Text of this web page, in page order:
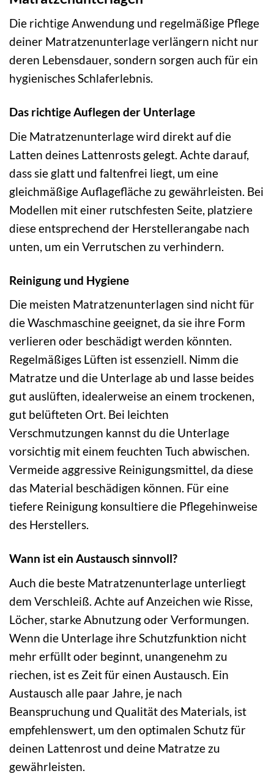
Die richtige Anwendung und regelmäßige Pflege
deiner Matratzenunterlage verlängern nicht nur
deren Lebensdauer, sondern sorgen auch für ein
hygienisches Schlaferlebnis.
Das richtige Auflegen der Unterlage
Die Matratzenunterlage wird direkt auf die
Latten deines Lattenrosts gelegt. Achte darauf,
dass sie glatt und faltenfrei liegt, um eine
gleichmäßige Auflagefläche zu gewährleisten. Bei
Modellen mit einer rutschfesten Seite, platziere
diese entsprechend der Herstellerangabe nach
unten, um ein Verrutschen zu verhindern.
Reinigung und Hygiene
Die meisten Matratzenunterlagen sind nicht für
die Waschmaschine geeignet, da sie ihre Form
verlieren oder beschädigt werden könnten.
Regelmäßiges Lüften ist essenziell. Nimm die
Matratze und die Unterlage ab und lasse beides
gut auslüften, idealerweise an einem trockenen,
gut belüfteten Ort. Bei leichten
Verschmutzungen kannst du die Unterlage
vorsichtig mit einem feuchten Tuch abwischen.
Vermeide aggressive Reinigungsmittel, da diese
das Material beschädigen können. Für eine
tiefere Reinigung konsultiere die Pflegehinweise
des Herstellers.
Wann ist ein Austausch sinnvoll?
Auch die beste Matratzenunterlage unterliegt
dem Verschleiß. Achte auf Anzeichen wie Risse,
Löcher, starke Abnutzung oder Verformungen.
Wenn die Unterlage ihre Schutzfunktion nicht
mehr erfüllt oder beginnt, unangenehm zu
riechen, ist es Zeit für einen Austausch. Ein
Austausch alle paar Jahre, je nach
Beanspruchung und Qualität des Materials, ist
empfehlenswert, um den optimalen Schutz für
deinen Lattenrost und deine Matratze zu
gewährleisten.